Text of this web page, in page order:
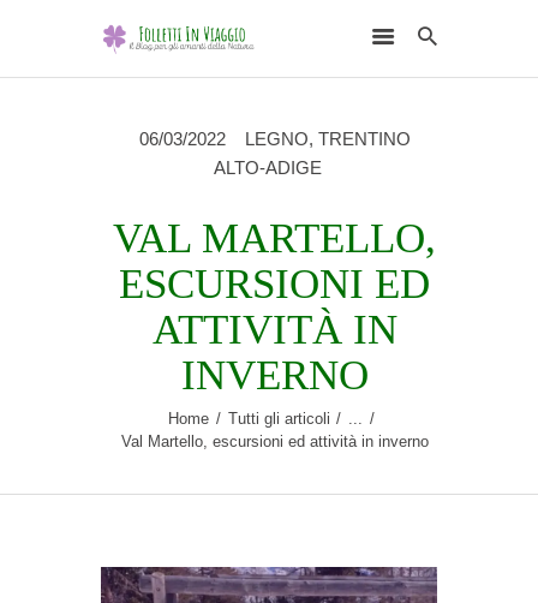
06/03/2022 LEGNO, TRENTINO
ALTO-ADIGE
VAL MARTELLO,
ESCURSIONI ED
ATTIVITÀ IN
INVERNO
Home Tutti gli articoli
Val Martello, escursioni ed attività in inverno
HOME
DESTINAZIONI
SCEGLI L’ELEMENTO
RUBRICHE
CHI SONO